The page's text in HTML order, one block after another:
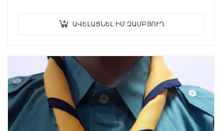
ԱՎԵԼԱՑՆԵԼ ԻՄ ԶԱՄԲՅՈՒՂ